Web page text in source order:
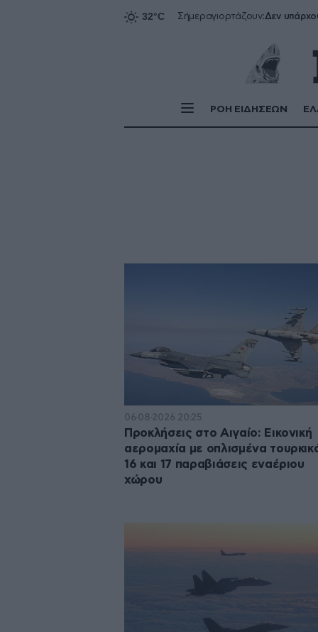
Σήμεραγιορτάζουν:Δεν
ΡΟΗ ΕΙΔΗΣΕΩΝ
06·08·2026 20:25
Προκλήσεις στο Αιγαίο: Εικονική
αερομαχία με οπλισμένα
16 και 17 παραβιάσεις εναέριου
χώρου